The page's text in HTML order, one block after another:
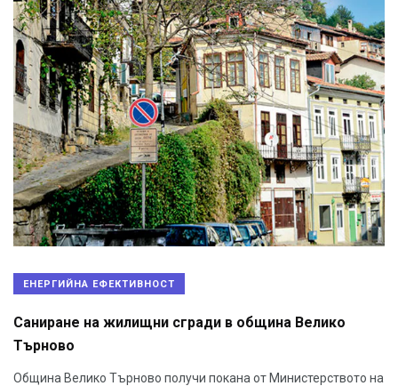
ЕНЕРГИЙНА ЕФЕКТИВНОСТ
Саниране на жилищни сгради в община Велико
Търново
Община Велико Търново получи покана от Министерството на